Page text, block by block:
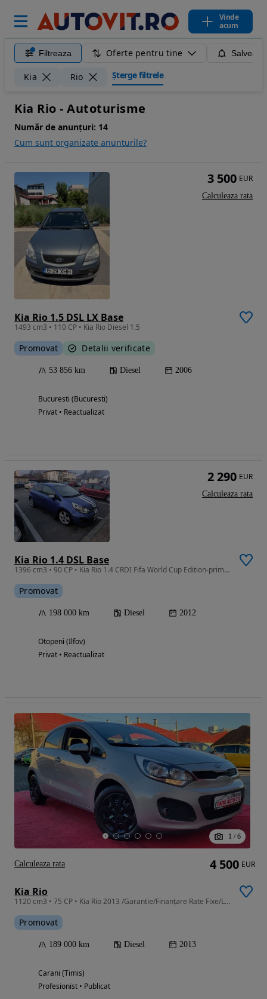
Vinde
acum
Filtreaza Oferte pentru tine
Kia Rio Șterge filtrele
Kia Rio - Autoturisme
Număr de anunțuri: 14
Cum sunt organizate anunturile?
Kia Rio 1.5 DSL LX Base
1493 cm3 • 110 CP • Kia Rio Diesel 1.5
Promovat Detalii verificate
53 856 km Diesel 2006
Bucuresti (Bucuresti)
Privat • Reactualizat
3 500 EUR
Calculeaza rata
Kia Rio 1.4 DSL Base
1396 cm3 • 90 CP • Kia Rio 1.4 CRDI Fifa World Cup Edition-primul proprietar
Promovat
198 000 km Diesel 2012
Otopeni (Ilfov)
Privat • Reactualizat
2 290 EUR
Calculeaza rata
1 / 6
Kia Rio
1120 cm3 • 75 CP • Kia Rio 2013 /Garantie/Finanțare Rate Fixe/LivrareGR
Promovat
189 000 km Diesel 2013
Carani (Timis)
Profesionist • Publicat
4 500 EUR
Calculeaza rata